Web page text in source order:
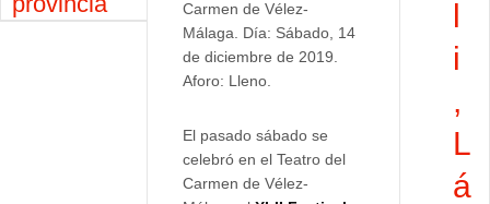
Carmen de Vélez-
Málaga. Día: Sábado, 14
de diciembre de 2019.
Aforo: Lleno.
El pasado sábado se
celebró en el Teatro del
Carmen de Vélez-
l
i
,
L
á